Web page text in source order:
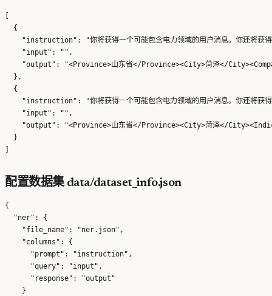
[
  {
"instruction": "你将获得一个可能包含电力领域的用户消息。你还将获
    "input": "",
"output": "<Province>山东省</Province><City>菏泽</
  },
  {
"instruction": "你将获得一个可能包含电力领域的用户消息。你还将获
    "input": "",
"output": "<Province>山东省</Province><City>菏泽</
  }
配置数据集 data/dataset_info.json
{
  "ner": {
    "file_name": "ner.json",
    "columns": {
      "prompt": "instruction",
      "query": "input",
      "response": "output"
    }